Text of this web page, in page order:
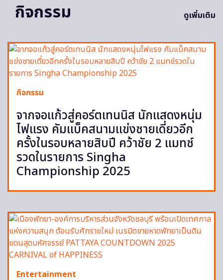
กิจกรรม ดูเพิ่มเติม
กิจกรรม
จากจอแก้วสู่คอร์ตเทนนิส นักแสดงหนุ่ม
ไฟแรง คัมแบ็คสนามแข่งชายเดี่ยวอีก
ครั้งในรอบหลายสิบปี คว้าชัย 2 แมทช์
รวดในรายการ Singha
Championship 2025
Entertainment